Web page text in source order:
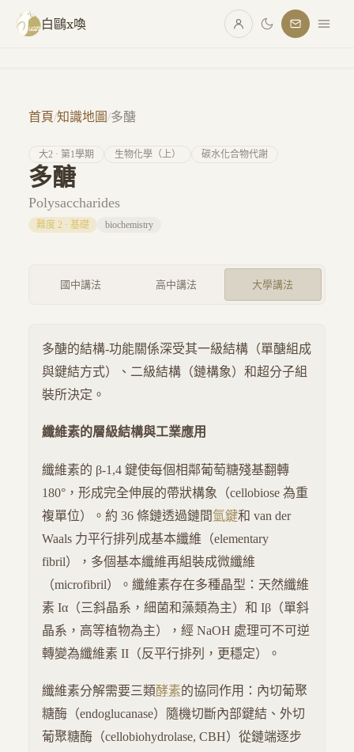
跳至主要內容
白鷗x喚
首頁/知識地圖/多醣
大2 · 第1學期 生物化學（上） 碳水化合物代謝
多醣
Polysaccharides
難度 2 · 基礎 biochemistry
國中講法 高中講法 大學講法
多醣的結構-功能關係深受其一級結構（單醣組成
與鍵結方式）、二級結構（鏈構象）和超分子組
裝所決定。
纖維素的層級結構與工業應用
纖維素的 β-1,4 鍵使每個相鄰葡萄糖殘基翻轉
180°，形成完全伸展的帶狀構象（cellobiose 為重
複單位）。約 36 條鏈透過鏈間氫鍵和 van der
Waals 力平行排列成基本纖維（elementary
fibril），多個基本纖維再組裝成微纖維
（microfibril）。纖維素存在多種晶型：天然纖維
素 Iα（三斜晶系，細菌和藻類為主）和 Iβ（單斜
晶系，高等植物為主），經 NaOH 處理可不可逆
轉變為纖維素 II（反平行排列，更穩定）。
纖維素分解需要三類酵素的協同作用：內切葡聚
糖酶（endoglucanase）隨機切斷內部鍵結、外切
葡聚糖酶（cellobiohydrolase, CBH）從鏈端逐步